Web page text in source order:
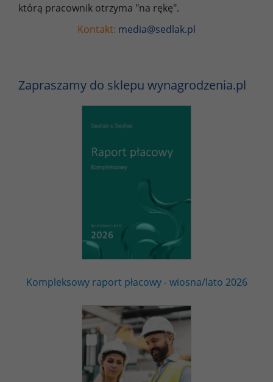
którą pracownik otrzyma "na rękę".
Kontakt: media@sedlak.pl
Zapraszamy do sklepu wynagrodzenia.pl
Kompleksowy raport płacowy - wiosna/lato 2026